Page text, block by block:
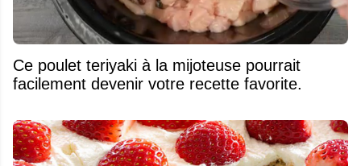
Ce poulet teriyaki à la mijoteuse pourrait
facilement devenir votre recette favorite.